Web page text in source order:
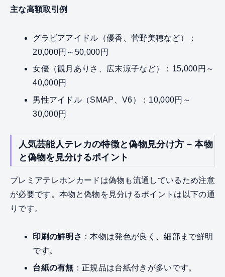
主な高額取引例
グラビアアイドル（優香、菅野美穂など）：
20,000円～50,000円
女優（観月ありさ、広末涼子など）：15,000円～
40,000円
男性アイドル（SMAP、V6）：10,000円～
30,000円
人気芸能人テレカの特徴と偽物見分け方 – 本物
と偽物を見分けるポイント
プレミアテレホンカードは偽物も流通しているため注意
が必要です。本物と偽物を見分けるポイントは以下の通
りです。
印刷の鮮明さ ：本物は発色が良く、細部まで鮮明
です。
台紙の有無 ：正規品は台紙付きが多いです。